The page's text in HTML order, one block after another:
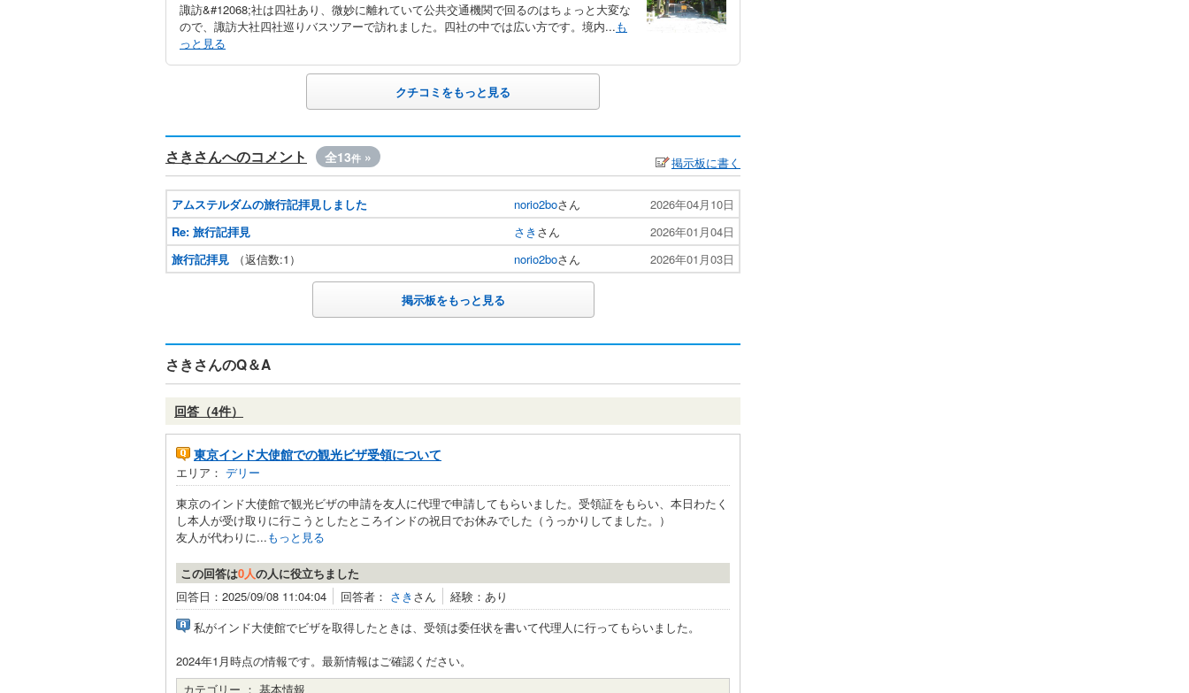
諏訪&#12068;社は四社あり、微妙に離れていて公共交通機関で回るのはちょっと大変な
ので、諏訪大社四社巡りバスツアーで訪れました。四社の中では広い方です。境内...も
っと見る
クチコミをもっと見る
さきさんへのコメント 全13件 » 掲示板に書く
アムステルダムの旅行記拝見しました norio2boさん
2026年04月10日
Re: 旅行記拝見
さき さん
2026年01月04日
旅行記拝見
（返信数:1） norio2boさん 2026年01月03日
掲示板をもっと見る
さきさんのQ＆A
回答（4件）
東京インド大使館での観光ビザ受領について
エリア： デリー
東京のインド大使館で観光ビザの申請を友人に代理で申請してもらいました。受領証をもらい、本日わたく
し本人が受け取りに行こうとしたところインドの祝日でお休みでした（うっかりしてました。）
友人が代わりに...もっと見る
この回答は0人の人に役立ちました
回答日：2025/09/08 11:04:04
回答者： さき さん
経験：あり
私がインド大使館でビザを取得したときは、受領は委任状を書いて代理人に行ってもらいました。
2024年1月時点の情報です。最新情報はご確認ください。
カテゴリー ： 基本情報